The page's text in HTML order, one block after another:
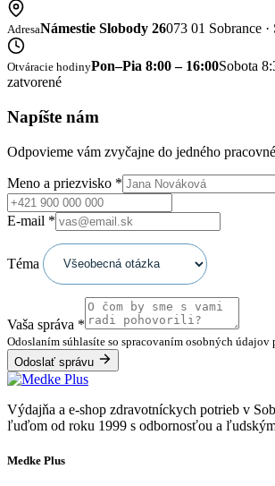
AdresaNámestie Slobody 26073 01 Sobrance ·
Otváracie hodinyPon–Pia 8:00 – 16:00Sobota
zatvorené
Napíšte nám
Odpovieme vám zvyčajne do jedného
Meno a priezvisko *
E-mail *
Téma
Vaša správa *
Odoslaním súhlasíte so spracovaním osobných údajov
Odoslať správu
Výdajňa a e-shop zdravotníckych potrieb v
ľuďom od roku 1999 s odbornosťou a
Medke Plus